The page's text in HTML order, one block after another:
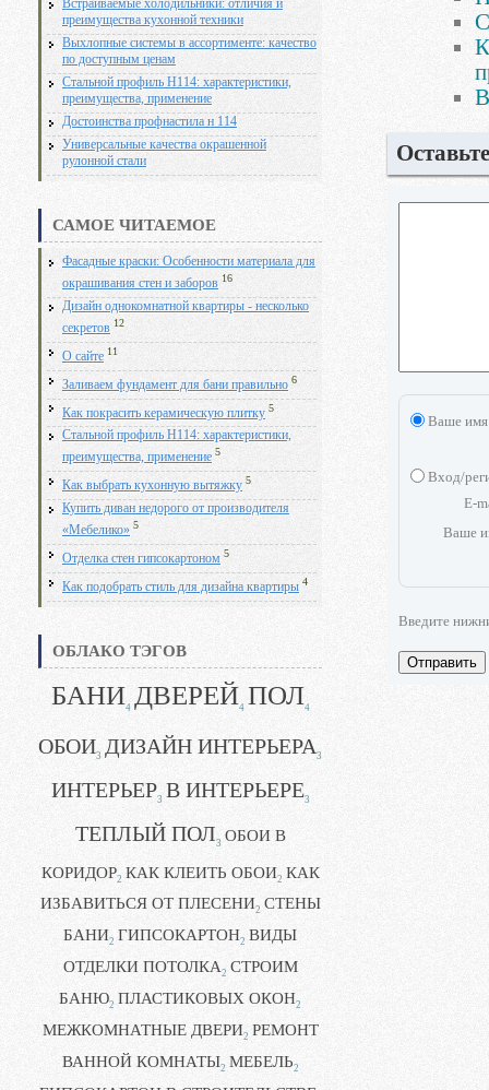
Встраиваемые холодильники: отличия и
преимущества кухонной техники
Выхлопные системы в ассортименте: качество
по доступным ценам
Стальной профиль Н114: характеристики,
преимущества, применение
Достоинства профнастила н 114
Универсальные качества окрашенной
рулонной стали
САМОЕ ЧИТАЕМОЕ
Фасадные краски: Особенности материала для
окрашивания стен и заборов 16
Дизайн однокомнатной квартиры - несколько
секретов 12
О сайте 11
Заливаем фундамент для бани правильно 6
Как покрасить керамическую плитку 5
Стальной профиль Н114: характеристики,
преимущества, применение 5
Как выбрать кухонную вытяжку 5
Купить диван недорого от производителя
«Мебелико» 5
Отделка стен гипсокартоном 5
Как подобрать стиль для дизайна квартиры 4
ОБЛАКО ТЭГОВ
БАНИ4 ДВЕРЕЙ4 ПОЛ4
ОБОИ3 ДИЗАЙН ИНТЕРЬЕРА3
ИНТЕРЬЕР3 В ИНТЕРЬЕРЕ3
ТЕПЛЫЙ ПОЛ3 ОБОИ В
КОРИДОР2 КАК КЛЕИТЬ ОБОИ2 КАК
ИЗБАВИТЬСЯ ОТ ПЛЕСЕНИ2 СТЕНЫ
БАНИ2 ГИПСОКАРТОН2 ВИДЫ
ОТДЕЛКИ ПОТОЛКА2 СТРОИМ
БАНЮ2 ПЛАСТИКОВЫХ ОКОН2
МЕЖКОМНАТНЫЕ ДВЕРИ2 РЕМОНТ
ВАННОЙ КОМНАТЫ2 МЕБЕЛЬ2
Ваше имя
Вход/
E-
Ваше
Введите
Отправить